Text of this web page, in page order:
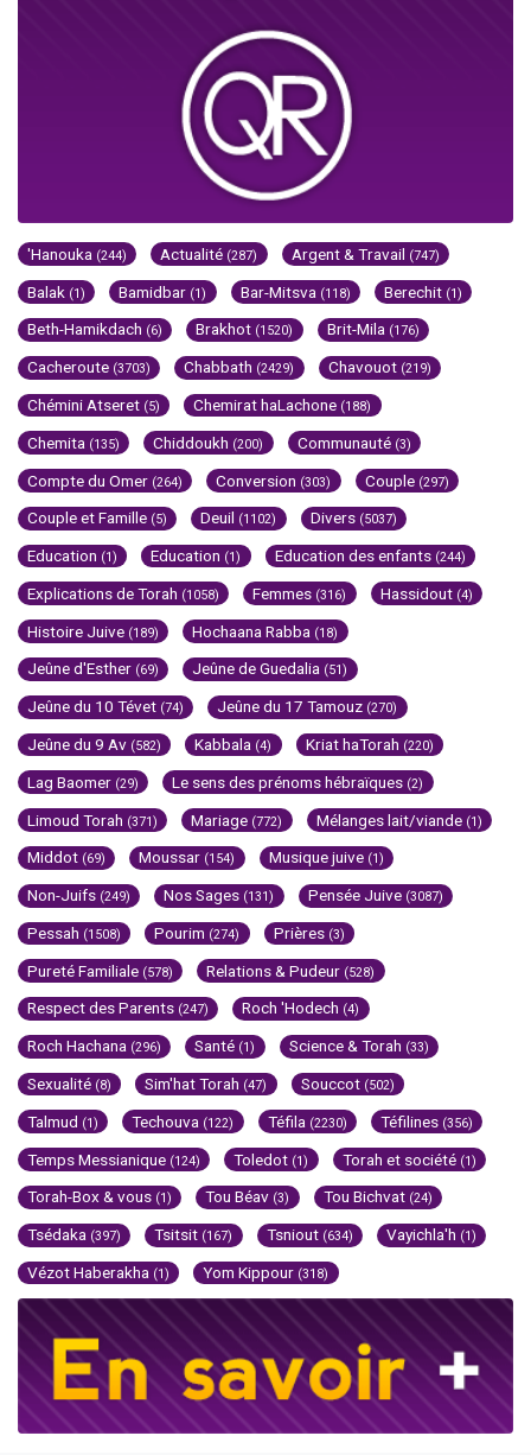
'Hanouka (244) Actualité (287) Argent & Travail (747)
Balak (1) Bamidbar (1) Bar-Mitsva (118) Berechit (1)
Beth-Hamikdach (6) Brakhot (1520) Brit-Mila (176)
Cacheroute (3703) Chabbath (2429) Chavouot (219)
Chémini Atseret (5) Chemirat haLachone (188)
Chemita (135) Chiddoukh (200) Communauté (3)
Compte du Omer (264) Conversion (303) Couple (297)
Couple et Famille (5) Deuil (1102) Divers (5037)
Education (1) Education (1) Education des enfants (244)
Explications de Torah (1058) Femmes (316) Hassidout (4)
Histoire Juive (189) Hochaana Rabba (18)
Jeûne d'Esther (69) Jeûne de Guedalia (51)
Jeûne du 10 Tévet (74) Jeûne du 17 Tamouz (270)
Jeûne du 9 Av (582) Kabbala (4) Kriat haTorah (220)
Lag Baomer (29) Le sens des prénoms hébraïques (2)
Limoud Torah (371) Mariage (772) Mélanges lait/viande (1)
Middot (69) Moussar (154) Musique juive (1)
Non-Juifs (249) Nos Sages (131) Pensée Juive (3087)
Pessah (1508) Pourim (274) Prières (3)
Pureté Familiale (578) Relations & Pudeur (528)
Respect des Parents (247) Roch 'Hodech (4)
Roch Hachana (296) Santé (1) Science & Torah (33)
Sexualité (8) Sim'hat Torah (47) Souccot (502)
Talmud (1) Techouva (122) Téfila (2230) Téfilines (356)
Temps Messianique (124) Toledot (1) Torah et société (1)
Torah-Box & vous (1) Tou Béav (3) Tou Bichvat (24)
Tsédaka (397) Tsitsit (167) Tsniout (634) Vayichla'h (1)
Vézot Haberakha (1) Yom Kippour (318)